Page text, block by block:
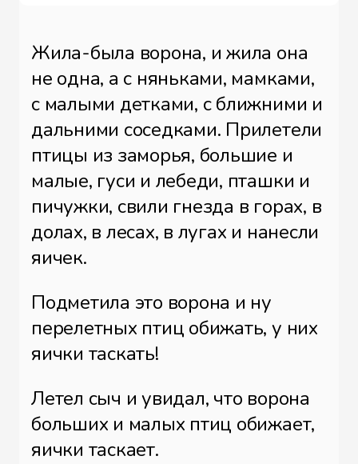
Жила-была ворона, и жила она
не одна, а с няньками, мамками,
с малыми детками, с ближними и
дальними соседками. Прилетели
птицы из заморья, большие и
малые, гуси и лебеди, пташки и
пичужки, свили гнезда в горах, в
долах, в лесах, в лугах и нанесли
яичек.
Подметила это ворона и ну
перелетных птиц обижать, у них
яички таскать!
Летел сыч и увидал, что ворона
больших и малых птиц обижает,
яички таскает.